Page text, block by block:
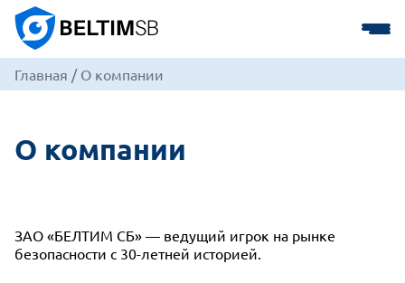
Главная / О компании
О компании
ЗАО «БЕЛТИМ СБ» — ведущий игрок на рынке
безопасности с 30-летней историей.